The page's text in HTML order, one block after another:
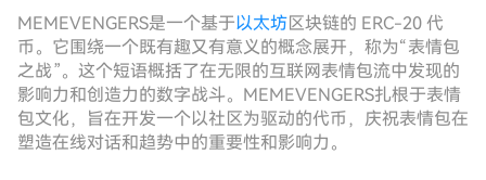
MEMEVENGERS是一个基于以太坊区块链的 ERC-20 代
币。它围绕一个既有趣又有意义的概念展开，称为“表情包
之战”。这个短语概括了在无限的互联网表情包流中发现的
影响力和创造力的数字战斗。MEMEVENGERS扎根于表情
包文化，旨在开发一个以社区为驱动的代币，庆祝表情包在
塑造在线对话和趋势中的重要性和影响力。